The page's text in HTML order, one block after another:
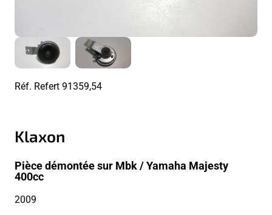
Réf. Refert91359,54
Klaxon
Pièce démontée sur Mbk / Yamaha Majesty
400cc
2009